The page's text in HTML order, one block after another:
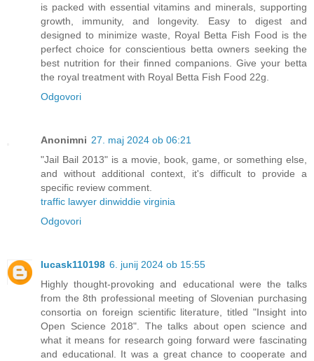
is packed with essential vitamins and minerals, supporting
growth, immunity, and longevity. Easy to digest and
designed to minimize waste, Royal Betta Fish Food is the
perfect choice for conscientious betta owners seeking the
best nutrition for their finned companions. Give your betta
the royal treatment with Royal Betta Fish Food 22g.
Odgovori
Anonimni 27. maj 2024 ob 06:21
"Jail Bail 2013" is a movie, book, game, or something else,
and without additional context, it's difficult to provide a
specific review comment.
traffic lawyer dinwiddie virginia
Odgovori
lucask110198 6. junij 2024 ob 15:55
Highly thought-provoking and educational were the talks
from the 8th professional meeting of Slovenian purchasing
consortia on foreign scientific literature, titled "Insight into
Open Science 2018". The talks about open science and
what it means for research going forward were fascinating
and educational. It was a great chance to cooperate and